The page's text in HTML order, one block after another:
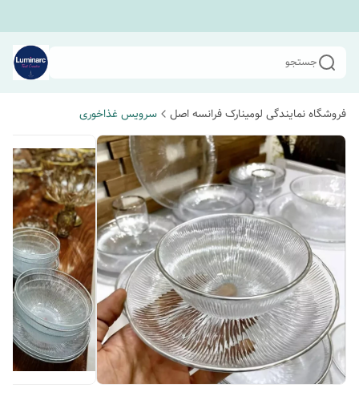
جستجو
فروشگاه نمایندگی لومینارک فرانسه اصل سرویس غذاخوری